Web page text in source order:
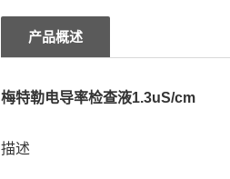
产品概述
梅特勒电导率检查液1.3uS/cm
描述